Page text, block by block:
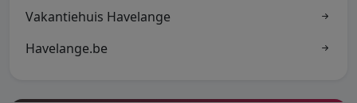
Vakantiehuis Havelange
Havelange.be